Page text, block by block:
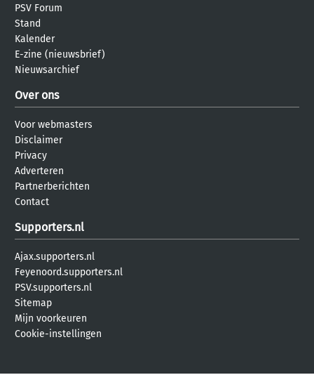
PSV Forum
Stand
Kalender
E-zine (nieuwsbrief)
Nieuwsarchief
Over ons
Voor webmasters
Disclaimer
Privacy
Adverteren
Partnerberichten
Contact
Supporters.nl
Ajax.supporters.nl
Feyenoord.supporters.nl
PSV.supporters.nl
Sitemap
Mijn voorkeuren
Cookie-instellingen